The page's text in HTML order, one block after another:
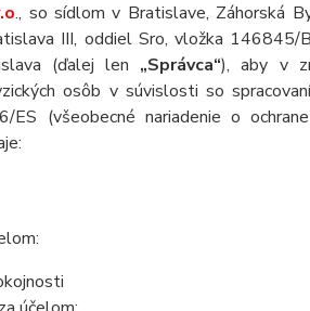
., so sídlom v Bratislave, Záhorská
III, oddiel Sro, vložka 146845/
(ďalej len „Správca“), aby v
osôb v súvislosti so
(všeobecné nariadenie o